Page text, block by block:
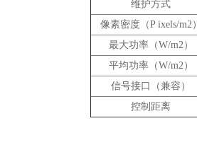
维护方式
像素密度（P ixels/m2）
最大功率（W/m2）
平均功率（W/m2）
信号接口（兼容）
控制距离